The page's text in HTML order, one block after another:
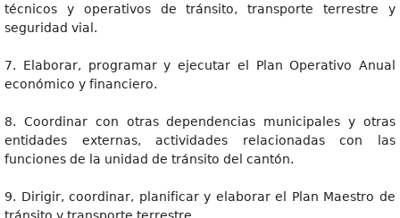
técnicos y operativos de tránsito, transporte terrestre y
seguridad vial.
7. Elaborar, programar y ejecutar el Plan Operativo Anual
económico y financiero.
8. Coordinar con otras dependencias municipales y otras
entidades externas, actividades relacionadas con las
funciones de la unidad de tránsito del cantón.
9. Dirigir, coordinar, planificar y elaborar el Plan Maestro de